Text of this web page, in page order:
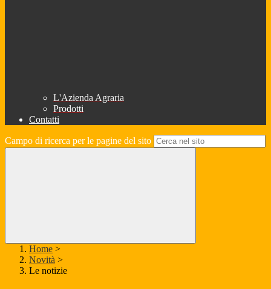
L'Azienda Agraria
Prodotti
Contatti
Campo di ricerca per le pagine del sito
Home >
Novità >
Le notizie